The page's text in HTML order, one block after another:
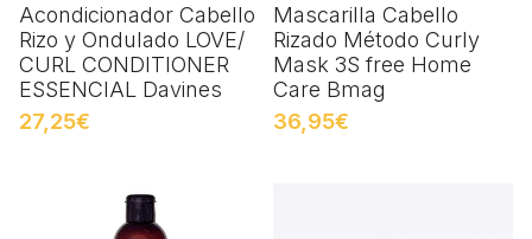
Acondicionador Cabello
Rizo y Ondulado LOVE/
CURL CONDITIONER
ESSENCIAL Davines
27,25€
Mascarilla Cabello
Rizado Método Curly
Mask 3S free Home
Care Bmag
36,95€